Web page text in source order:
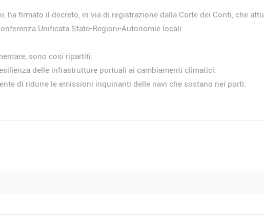
firmato il decreto, in via di registrazione dalla Corte dei Conti, che
Unificata Stato-Regioni-Autonomie locali.
sono così ripartiti:
delle infrastrutture portuali ai cambiamenti climatici;
di ridurre le emissioni inquinanti delle navi che sostano nei porti;